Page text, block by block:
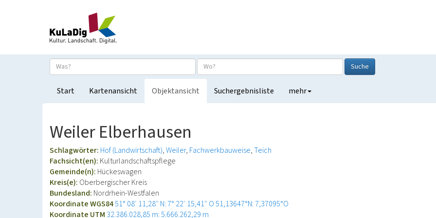
Suche
Start Kartenansicht Objektansicht Suchergebnisliste mehr
Weiler Elberhausen
Schlagwörter: Hof (Landwirtschaft) Weiler Fachwerkbauweise Teich
Fachsicht(en): Kulturlandschaftspflege
Gemeinde(n): Hückeswagen
Kreis(e): Oberbergischer Kreis
Bundesland: Nordrhein-Westfalen
Koordinate WGS8451° 08′ 11,28″ N: 7° 22′ 15,41″ O51,13647°N: 7,37095°O
Koordinate UTM 32.386.028,85 m: 5.666.262,29 m